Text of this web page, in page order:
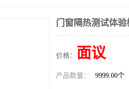
门窗隔热测试体
价格： 面议
产品数量： 9999.00个